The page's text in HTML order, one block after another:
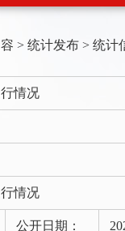
> 统计发布 > 统计
情况
情况
公开日期：